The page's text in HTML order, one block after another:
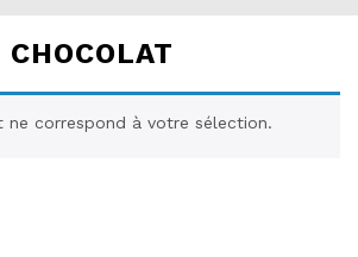
CHOCOLAT
ne correspond à votre sélection.